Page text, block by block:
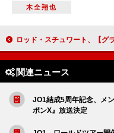
木全翔也
ロッド・スチュワート、【グラストンベリー】出演には多額の費用がかかると明か
関連ニュース
JO1結成5周年記念、メ
ポンX』放送決定